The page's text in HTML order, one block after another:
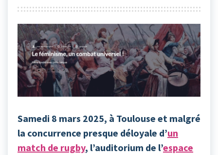
Samedi 8 mars 2025, à Toulouse et malgré
la concurrence presque déloyale d’un
match de rugby, l’auditorium de l’espace